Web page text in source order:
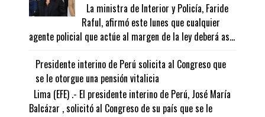
La ministra de Interior y Policía, Faride
Raful, afirmó este lunes que cualquier
agente policial que actúe al margen de la ley deberá as...
Presidente interino de Perú solicita al Congreso que
se le otorgue una pensión vitalicia
Lima (EFE) .- El presidente interino de Perú, José María
Balcázar , solicitó al Congreso de su país que se le